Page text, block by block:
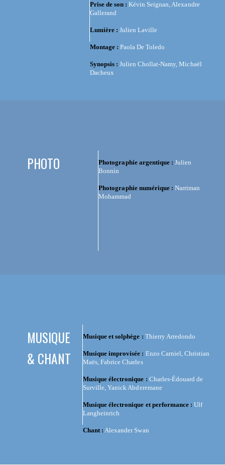
Prise de son : Kévin Seignan, Alexandre
Gallerand
Lumière : Julien Laville
Montage : Paola De Toledo
Synopsis : Julien Chollat-Namy, Michaël
Dacheux
PHOTO Photographie argentique : Julien
Bonnin
Photographie numérique : Narriman
Mohammad
MUSIQUE
& CHANT
Musique et solphège : Thierry Arredondo
Musique improvisée : Enzo Carniel, Christian
Maës, Fabrice Charles
Musique électronique : Charles-Édouard de
Surville, Yanick Abderemane
Musique électronique et performance : Ulf
Langheinrich
Chant : Alexander Swan